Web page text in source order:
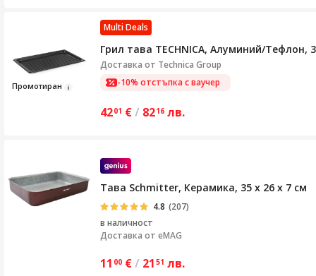
Промотиран
Multi Deals
Грил тава TECHNICA, Алуминий/Тефлон,
Доставка от Technica Group
-10% отстъпка с ваучер
4201 €/ 8216 лв.
Тава Schmitter, Керамика, 35 x 26 x 7 см
4.8 (207)
в наличност
Доставка от eMAG
11 00 €/ 21 51 лв.